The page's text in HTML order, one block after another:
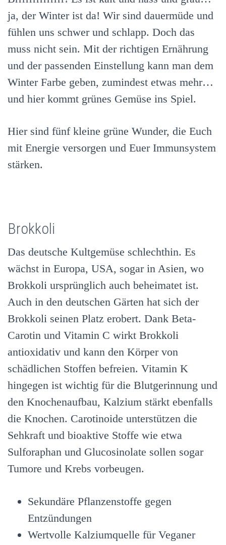
ja, der Winter ist da! Wir sind dauermüde und
fühlen uns schwer und schlapp. Doch das
muss nicht sein. Mit der richtigen Ernährung
und der passenden Einstellung kann man dem
Winter Farbe geben, zumindest etwas mehr…
und hier kommt grünes Gemüse ins Spiel.
Hier sind fünf kleine grüne Wunder, die Euch
mit Energie versorgen und Euer Immunsystem
stärken.
Brokkoli
Das deutsche Kultgemüse schlechthin. Es
wächst in Europa, USA, sogar in Asien, wo
Brokkoli ursprünglich auch beheimatet ist.
Auch in den deutschen Gärten hat sich der
Brokkoli seinen Platz erobert. Dank Beta-
Carotin und Vitamin C wirkt Brokkoli
antioxidativ und kann den Körper von
schädlichen Stoffen befreien. Vitamin K
hingegen ist wichtig für die Blutgerinnung und
den Knochenaufbau, Kalzium stärkt ebenfalls
die Knochen. Carotinoide unterstützen die
Sehkraft und bioaktive Stoffe wie etwa
Sulforaphan und Glucosinolate sollen sogar
Tumore und Krebs vorbeugen.
Sekundäre Pflanzenstoffe gegen
Entzündungen
Wertvolle Kalziumquelle für Veganer